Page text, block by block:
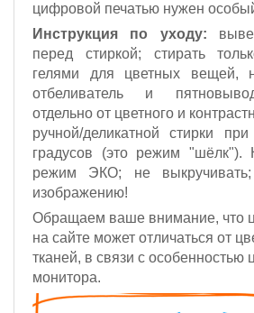
цифровой печатью нужен
Инструкция по уходу:
перед стиркой; стирать
гелями для цветных вещей,
отбеливатель и
отдельно от цветного и
ручной/деликатной стирки
градусов (это режим "шёлк").
режим ЭКО; не
изображению!
Обращаем ваше внимание, что
на сайте может отличаться от
тканей, в связи с особенностью
монитора.